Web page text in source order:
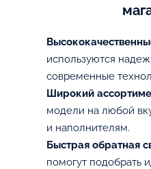
используются
современные
Широкий
модели на любой
и наполнителям.
Быстрая обратная
помогут подобрать